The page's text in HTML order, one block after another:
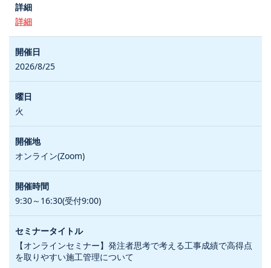
詳細
2026/8/25
火
オンライン(Zoom)
9:30～16:30(受付9:00)
【オンラインセミナー】発注者思考で考える工事成績で高得点
を取りやすい施工管理について